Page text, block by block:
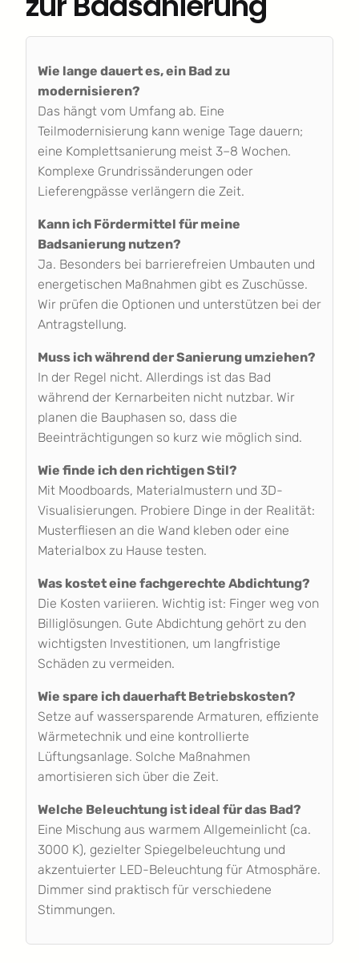
Wie lange dauert es, ein Bad zu
modernisieren?
Das hängt vom Umfang ab. Eine
Teilmodernisierung kann wenige Tage dauern;
eine Komplettsanierung meist 3–8 Wochen.
Komplexe Grundrissänderungen oder
Lieferengpässe verlängern die Zeit.
Kann ich Fördermittel für meine
Badsanierung nutzen?
Ja. Besonders bei barrierefreien Umbauten und
energetischen Maßnahmen gibt es Zuschüsse.
Wir prüfen die Optionen und unterstützen bei der
Antragstellung.
Muss ich während der Sanierung umziehen?
In der Regel nicht. Allerdings ist das Bad
während der Kernarbeiten nicht nutzbar. Wir
planen die Bauphasen so, dass die
Beeinträchtigungen so kurz wie möglich sind.
Wie finde ich den richtigen Stil?
Mit Moodboards, Materialmustern und 3D-
Visualisierungen. Probiere Dinge in der Realität:
Musterfliesen an die Wand kleben oder eine
Materialbox zu Hause testen.
Was kostet eine fachgerechte Abdichtung?
Die Kosten variieren. Wichtig ist: Finger weg von
Billiglösungen. Gute Abdichtung gehört zu den
wichtigsten Investitionen, um langfristige
Schäden zu vermeiden.
Wie spare ich dauerhaft Betriebskosten?
Setze auf wassersparende Armaturen, effiziente
Wärmetechnik und eine kontrollierte
Lüftungsanlage. Solche Maßnahmen
amortisieren sich über die Zeit.
Welche Beleuchtung ist ideal für das Bad?
Eine Mischung aus warmem Allgemeinlicht (ca.
3000 K), gezielter Spiegelbeleuchtung und
akzentuierter LED-Beleuchtung für Atmosphäre.
Dimmer sind praktisch für verschiedene
Stimmungen.